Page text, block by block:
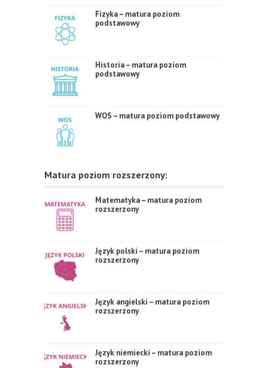
Fizyka – matura poziom
podstawowy
Historia – matura poziom
podstawowy
WOS – matura poziom podstawowy
Matura poziom rozszerzony:
Matematyka – matura poziom
rozszerzony
Język polski – matura poziom
rozszerzony
Język angielski – matura poziom
rozszerzony
Język niemiecki – matura poziom
rozszerzony